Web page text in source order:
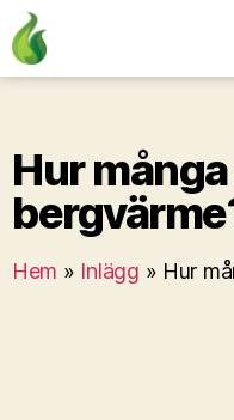
Hur
Hem » Inlägg » Hur